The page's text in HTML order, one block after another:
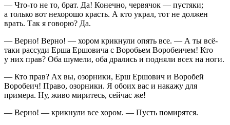
— Что-то не то, брат. Да! Конечно, червячок — пустяки;
а только вот нехорошо красть. А кто украл, тот не должен
врать. Так я говорю? Да.
— Верно! Верно! — хором крикнули опять все. — А ты всё-
таки рассуди Ерша Ершовича с Воробьем Воробеичем! Кто
у них прав? Оба шумели, оба дрались и подняли всех на ноги.
— Кто прав? Ах вы, озорники, Ерш Ершович и Воробей
Воробеич! Право, озорники. Я обоих вас и накажу для
примера. Ну, живо миритесь, сейчас же!
— Верно! — крикнули все хором. — Пусть помирятся.